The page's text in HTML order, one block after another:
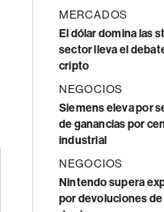
MERCADOS
El dólar domina las
sector lleva el
cripto
NEGOCIOS
Siemens eleva por
de ganancias por
industrial
NEGOCIOS
Nintendo supera
por devoluciones